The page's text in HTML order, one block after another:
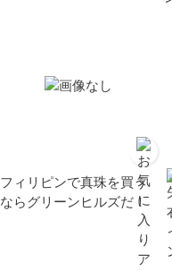
フィリピンで真珠を買う
ならグリーンヒルズだ！